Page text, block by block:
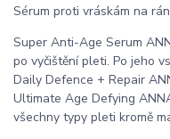
Sérum proti vráskám na
Super Anti-Age Serum
po vyčištění pleti. Po jeho
Daily Defence + Repair
Ultimate Age Defying
všechny typy pleti kromě